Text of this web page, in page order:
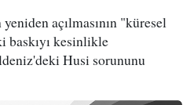
açılmasının "küresel
baskıyı kesinlikle
Husi sorununu